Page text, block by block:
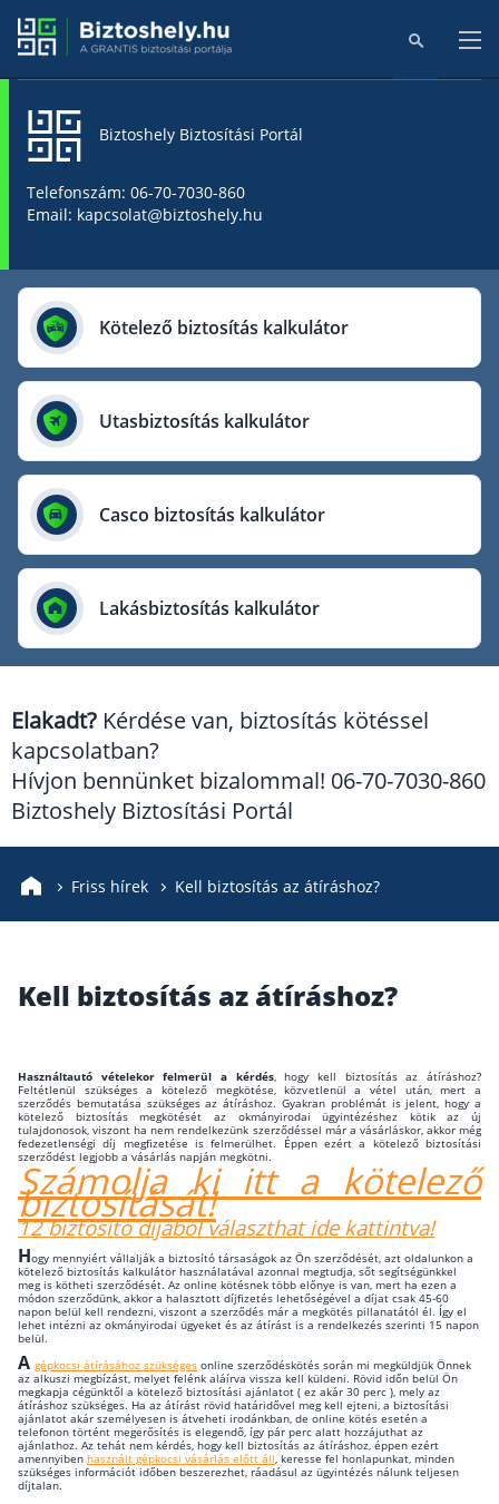
Kapcsolat
Bejelentkezés
Biztosítók
AIG Biztosító
Allianz Biztosító
Cig Pannónia Biztosító
Genertel Biztosító
Groupama Biztosító
KÖBE Biztosító Egyesület
Mondial Assistance Biztosító
Posta Biztosító
Signal Biztosító
Union Biztosító
Vienna Life Biztosító
Biztosítási hírek
Gépjárműs hírek
Biztoshely Biztosítási Portál
Telefonszám: 06-70-7030-860
Email: kapcsolat@biztoshely.hu
Kötelező biztosítás kalkulátor
Utasbiztosítás kalkulátor
Casco biztosítás kalkulátor
Lakásbiztosítás kalkulátor
Elakadt? Kérdése van, biztosítás kötéssel
kapcsolatban?
Hívjon bennünket bizalommal! 06-70-7030-860
Biztoshely Biztosítási Portál
Friss hírek Kell biztosítás az átíráshoz?
Kell biztosítás az átíráshoz?
Használtautó vételekor felmerül a kérdés, hogy kell biztosítás az átíráshoz?
Feltétlenül szükséges a kötelező megkötése, közvetlenül a vétel után, mert a
szerződés bemutatása szükséges az átíráshoz. Gyakran problémát is jelent, hogy a
kötelező biztosítás megkötését az okmányirodai ügyintézéshez kötik az új
tulajdonosok, viszont ha nem rendelkezünk szerződéssel már a vásárláskor, akkor még
fedezetlenségi díj megfizetése is felmerülhet. Éppen ezért a kötelező biztosítási
szerződést legjobb a vásárlás napján megkötni.
Számolja ki itt a kötelező
biztosítását!
12 biztosító díjából választhat ide kattintva!
Hogy mennyiért vállalják a biztosító társaságok az Ön szerződését, azt oldalunkon a
kötelező biztosítás kalkulátor használatával azonnal megtudja, sőt segítségünkkel
meg is kötheti szerződését. Az online kötésnek több előnye is van, mert ha ezen a
módon szerződünk, akkor a halasztott díjfizetés lehetőségével a díjat csak 45-60
napon belül kell rendezni, viszont a szerződés már a megkötés pillanatától él. Így el
lehet intézni az okmányirodai ügyeket és az átírást is a rendelkezés szerinti 15 napon
belül.
A gépkocsi átírásához szükséges online szerződéskötés során mi megküldjük Önnek
az alkuszi megbízást, melyet felénk aláírva vissza kell küldeni. Rövid időn belül Ön
megkapja cégünktől a kötelező biztosítási ajánlatot ( ez akár 30 perc ), mely az
átíráshoz szükséges. Ha az átírást rövid határidővel meg kell ejteni, a biztosítási
ajánlatot akár személyesen is átveheti irodánkban, de online kötés esetén a
telefonon történt megerősítés is elegendő, így pár perc alatt hozzájuthat az
ajánlathoz. Az tehát nem kérdés, hogy kell biztosítás az átíráshoz, éppen ezért
amennyiben használt gépkocsi vásárlás előtt áll, keresse fel honlapunkat, minden
szükséges információt időben beszerezhet, ráadásul az ügyintézés nálunk teljesen
díjtalan.